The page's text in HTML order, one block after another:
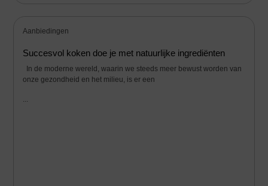
Aanbiedingen
Succesvol koken doe je met natuurlijke ingrediënten
In de moderne wereld, waarin we steeds meer bewust worden van
onze gezondheid en het milieu, is er een
...